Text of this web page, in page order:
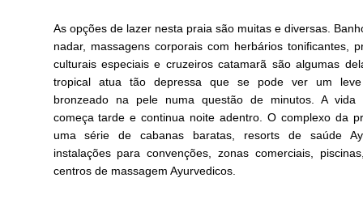
As opções de lazer nesta praia são muitas e diversas.
nadar, massagens corporais com herbários tonificantes,
culturais especiais e cruzeiros catamarã são algumas
tropical atua tão depressa que se pode ver um
bronzeado na pele numa questão de minutos. A vida
começa tarde e continua noite adentro. O complexo da
uma série de cabanas baratas, resorts de saúde
instalações para convenções, zonas comerciais,
centros de massagem Ayurvedicos.